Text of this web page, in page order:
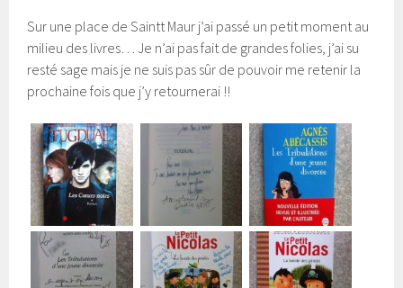
Sur une place de Saintt Maur j’ai passé un petit moment au
milieu des livres… Je n’ai pas fait de grandes folies, j’ai su
resté sage mais je ne suis pas sûr de pouvoir me retenir la
prochaine fois que j’y retournerai !!